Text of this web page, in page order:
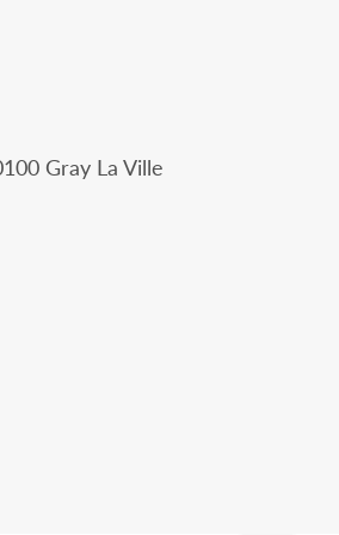
Gray La Ville